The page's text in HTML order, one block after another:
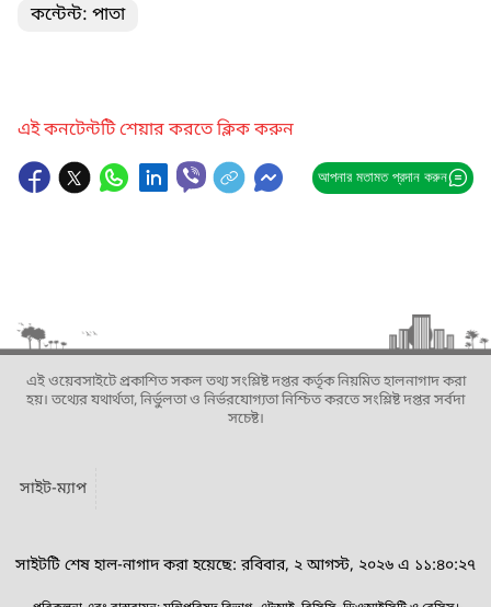
কন্টেন্ট: পাতা
এই কনটেন্টটি শেয়ার করতে ক্লিক করুন
আপনার মতামত প্রদান করুন
এই ওয়েবসাইটে প্রকাশিত সকল তথ্য সংশ্লিষ্ট দপ্তর কর্তৃক নিয়মিত হালনাগাদ করা
হয়। তথ্যের যথার্থতা, নির্ভুলতা ও নির্ভরযোগ্যতা নিশ্চিত করতে সংশ্লিষ্ট দপ্তর সর্বদা
সচেষ্ট।
সাইট-ম্যাপ
সাইটটি শেষ হাল-নাগাদ করা হয়েছে: রবিবার, ২ আগস্ট, ২০২৬ এ ১১:৪০:২৭